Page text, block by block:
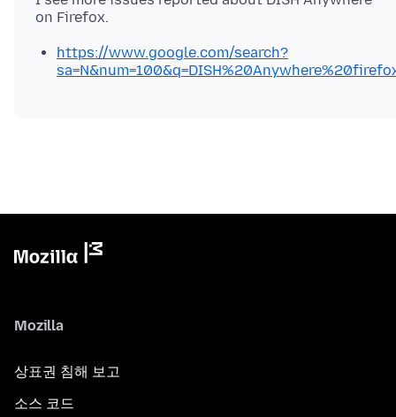
https://www.google.com/search?
Mozilla
상표권 침해 보고
소스 코드